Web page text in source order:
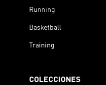
Running
Basketball
Training
COLECCIONES